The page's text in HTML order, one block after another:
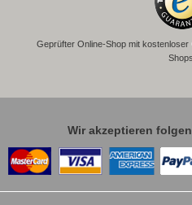
Geprüfter Online-Shop mit kostenloser
Wir akzeptieren